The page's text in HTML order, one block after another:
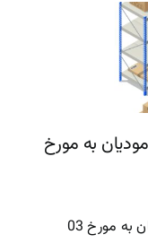
سامانهبه مورخ
تغییرات واحد کالا/خدمات سامانه مودیان به مورخ 03